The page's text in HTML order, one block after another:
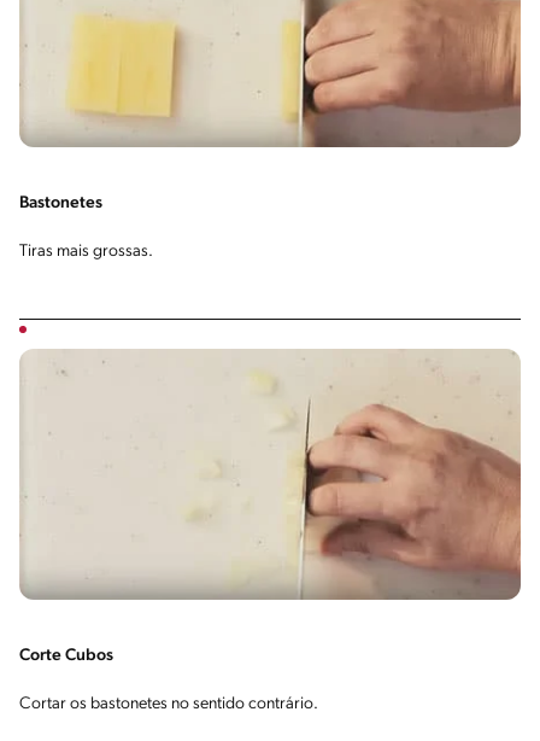
Bastonetes
Tiras mais grossas.
Corte Cubos
Cortar os bastonetes no sentido contrário.